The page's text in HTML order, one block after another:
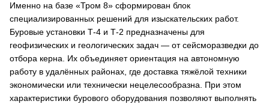
Именно на базе «Тром 8» сформирован блок
специализированных решений для изыскательских работ.
Буровые установки Т-4 и Т-2 предназначены для
геофизических и геологических задач — от сейсморазведки до
отбора керна. Их объединяет ориентация на автономную
работу в удалённых районах, где доставка тяжёлой техники
экономически или технически нецелесообразна. При этом
характеристики бурового оборудования позволяют выполнять